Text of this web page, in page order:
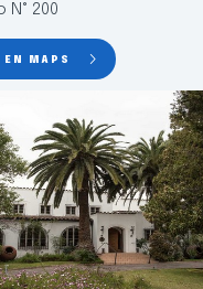
N° 200
EN MAPS